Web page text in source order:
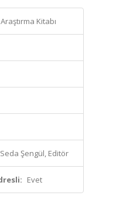
Kitabı
Şengül, Editör
Evet